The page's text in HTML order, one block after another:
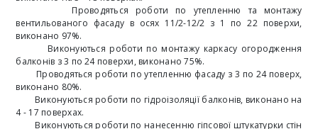
Проводяться роботи по утепленню та монтажу
вентильованого фасаду в осях 11/2-12/2 з 1 по 22 поверхи,
виконано 97%.
Виконуються роботи по монтажу каркасу огородження
балконів з 3 по 24 поверхи, виконано 75%.
Проводяться роботи по утепленню фасаду з 3 по 24 поверх,
виконано 80%.
Виконуються роботи по гідроізоляції балконів, виконано на
4 - 17 поверхах.
Виконуються роботи по нанесенню гіпсової штукатурки стін